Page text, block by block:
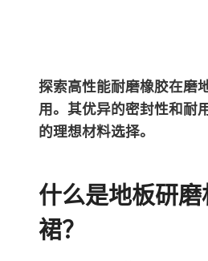
探索高性能耐磨橡胶在磨
用。其优异的密封性和耐
的理想材料选择。
什么是地板研
裙？